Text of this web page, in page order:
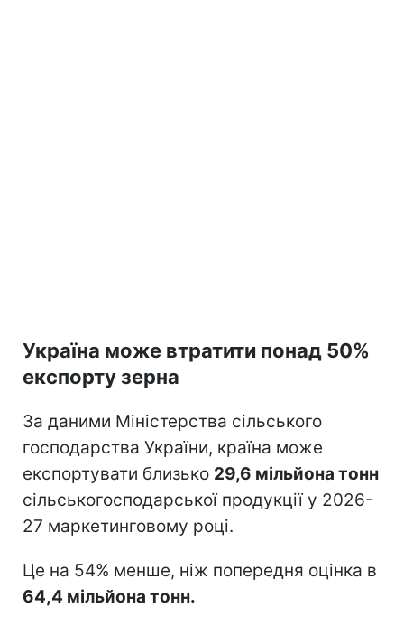
Україна може втратити понад 50%
експорту зерна
За даними Міністерства сільського
господарства України, країна може
експортувати близько 29,6 мільйона тонн
сільськогосподарської продукції у 2026-
27 маркетинговому році.
Це на 54% менше, ніж попередня оцінка в
64,4 мільйона тонн.